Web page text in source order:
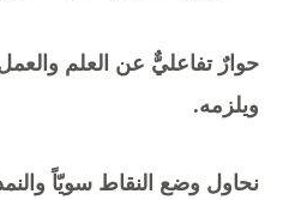
حوارٌ تفاعليٌّ عن العلم
ويلزمه.
نحاول وضع النقاط سويّاً